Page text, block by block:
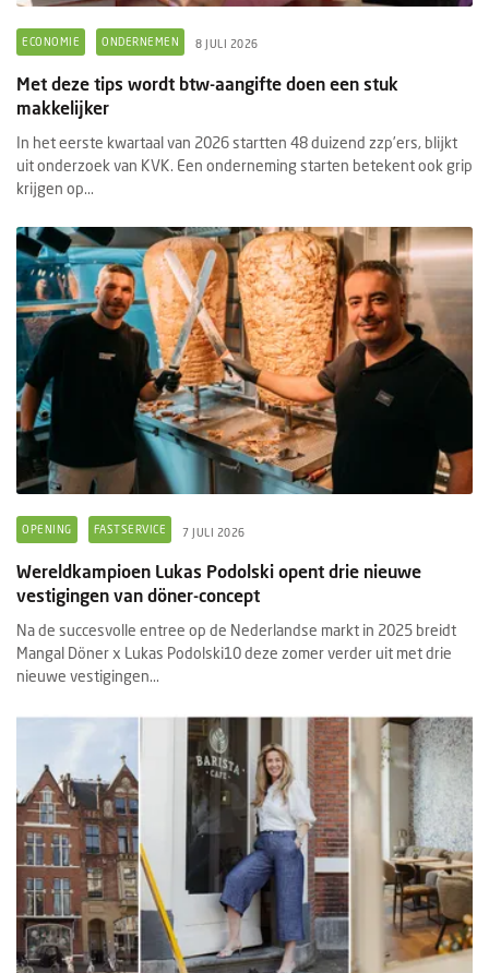
ECONOMIE ONDERNEMEN 8 JULI 2026
Met deze tips wordt btw-aangifte doen een stuk
makkelijker
In het eerste kwartaal van 2026 startten 48 duizend zzp’ers, blijkt
uit onderzoek van KVK. Een onderneming starten betekent ook grip
krijgen op...
OPENING FASTSERVICE 7 JULI 2026
Wereldkampioen Lukas Podolski opent drie nieuwe
vestigingen van döner-concept
Na de succesvolle entree op de Nederlandse markt in 2025 breidt
Mangal Döner x Lukas Podolski10 deze zomer verder uit met drie
nieuwe vestigingen...